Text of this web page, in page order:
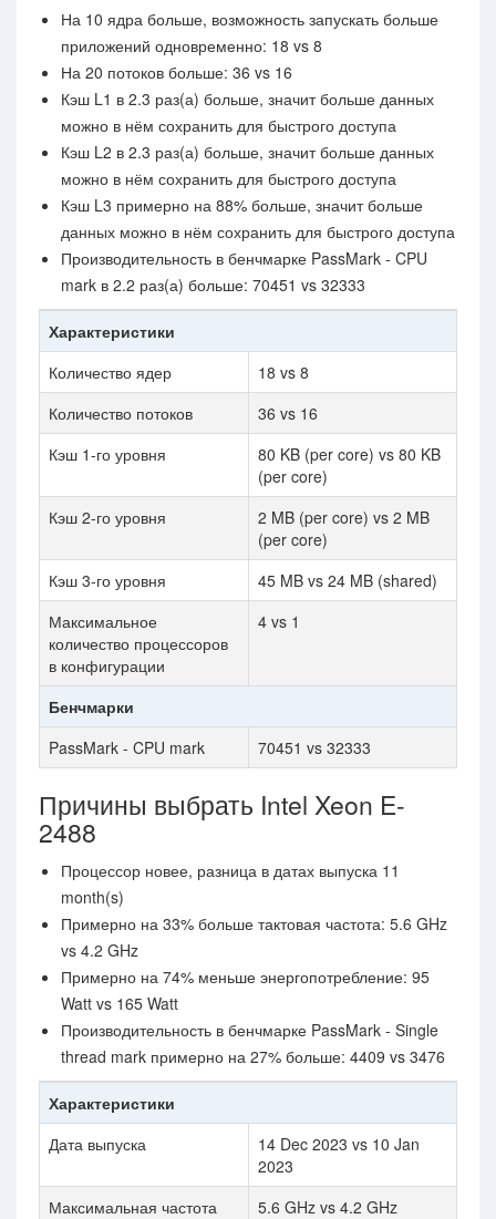
На 10 ядра больше, возможность запускать больше
приложений одновременно: 18 vs 8
На 20 потоков больше: 36 vs 16
Кэш L1 в 2.3 раз(а) больше, значит больше данных
можно в нём сохранить для быстрого доступа
Кэш L2 в 2.3 раз(а) больше, значит больше данных
можно в нём сохранить для быстрого доступа
Кэш L3 примерно на 88% больше, значит больше
данных можно в нём сохранить для быстрого доступа
Производительность в бенчмарке PassMark - CPU
mark в 2.2 раз(а) больше: 70451 vs 32333
Характеристики
Количество ядер
18 vs 8
Количество потоков
36 vs 16
Кэш 1-го уровня
80 KB (per core) vs 80 KB
(per core)
Кэш 2-го уровня
2 MB (per core) vs 2 MB
(per core)
Кэш 3-го уровня
45 MB vs 24 MB (shared)
Максимальное
количество процессоров
в конфигурации
4 vs 1
Бенчмарки
PassMark - CPU mark
70451 vs 32333
Причины выбрать Intel Xeon E-
2488
Процессор новее, разница в датах выпуска 11
month(s)
Примерно на 33% больше тактовая частота: 5.6 GHz
vs 4.2 GHz
Примерно на 74% меньше энергопотребление: 95
Watt vs 165 Watt
Производительность в бенчмарке PassMark - Single
thread mark примерно на 27% больше: 4409 vs 3476
Характеристики
Дата выпуска
14 Dec 2023 vs 10 Jan
2023
Максимальная частота
5.6 GHz vs 4.2 GHz